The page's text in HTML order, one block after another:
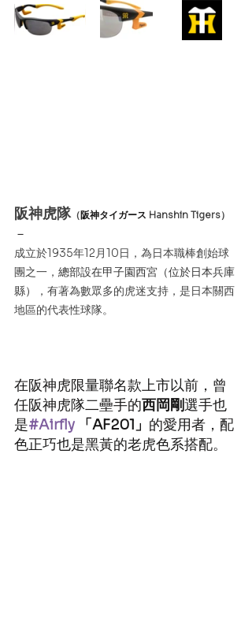
阪神虎隊（阪神タイガース Hanshin Tigers）
－
成立於1935年12月10日，為日本職棒創始球
團之一， 總部設在甲子園西宮（位於日本兵庫
縣）
，有著為數眾多的虎迷支持，是日本關西
地區的代表性球隊。
在阪神虎限量聯名款上市以前，曾
任阪神虎隊二壘手的西岡剛選手也
是#Airfly 「AF201」 的愛用者，配
色正巧也是黑黃的老虎色系搭配。